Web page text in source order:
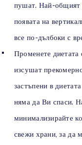
пушат. Най-общият
появата на
все по-дълбоки с
Променете диетата
изсушат
застъпени в
няма да Ви спаси.
минимализирайте
свежи храни, за да